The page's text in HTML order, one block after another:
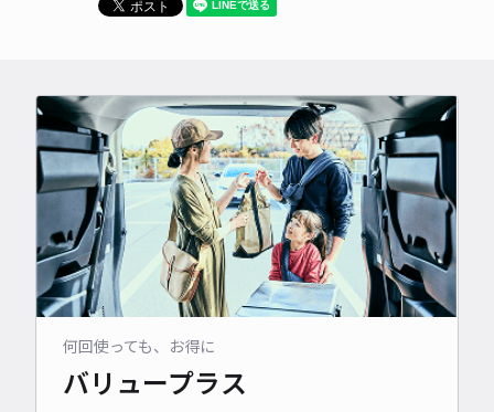
何回使っても、お得に
バリュープラス